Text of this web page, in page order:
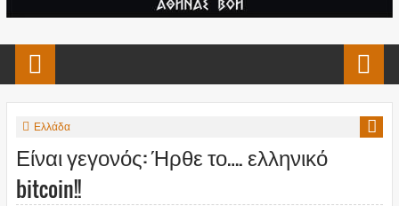
Ελλάδα
Είναι γεγονός: Ήρθε το…. ελληνικό
bitcoin!!